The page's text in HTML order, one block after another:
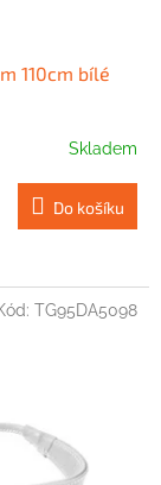
110cm bílé
Skladem
Do košíku
TG95DA5098